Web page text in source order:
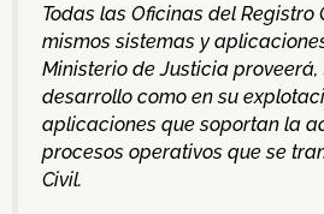
Todas las Oficinas del Registro
mismos sistemas y
Ministerio de Justicia proveerá,
desarrollo como en su
aplicaciones que soportan la
procesos operativos que se
Civil.